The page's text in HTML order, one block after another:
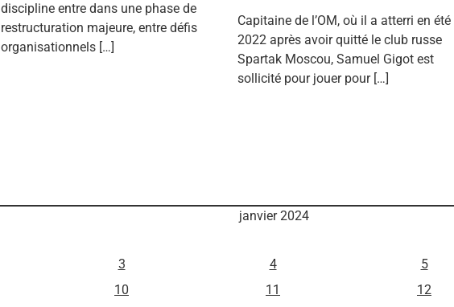
discipline entre dans une phase de
restructuration majeure, entre défis
organisationnels […]
Capitaine de l’OM, où il a atterri en été
2022 après avoir quitté le club russe
Spartak Moscou, Samuel Gigot est
sollicité pour jouer pour […]
janvier 2024
3 4
5
10 11
12